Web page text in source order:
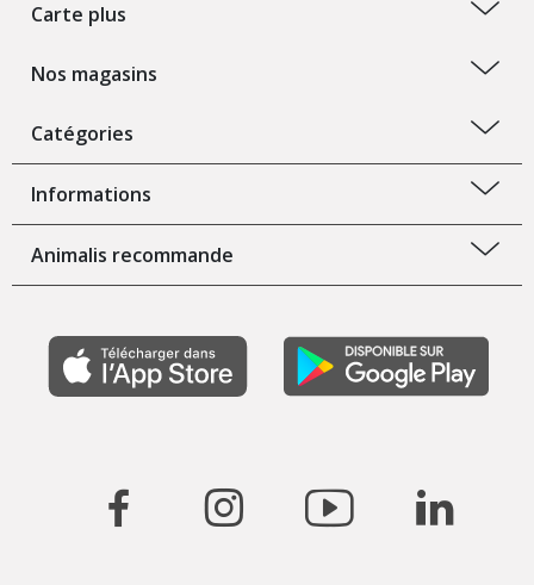
Carte plus
Nos magasins
Catégories
Informations
Animalis recommande